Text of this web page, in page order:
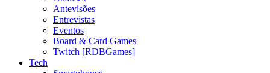
Antevisões
Entrevistas
Eventos
Board & Card Games
Twitch [RDBGames]
Tech